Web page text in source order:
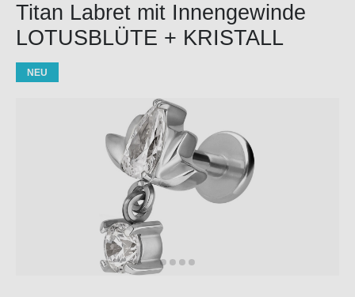
Titan Labret mit Innengewinde
LOTUSBLÜTE + KRISTALL
NEU